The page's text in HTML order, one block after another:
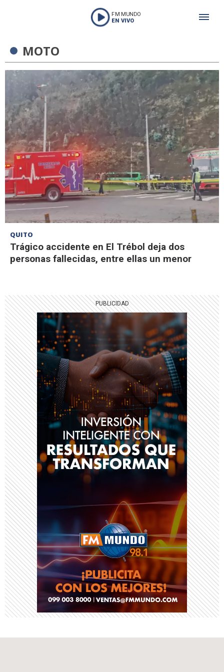
FM MUNDO
EN VIVO
MOTO
QUITO
Trágico accidente en El Trébol deja dos
personas fallecidas, entre ellas un menor